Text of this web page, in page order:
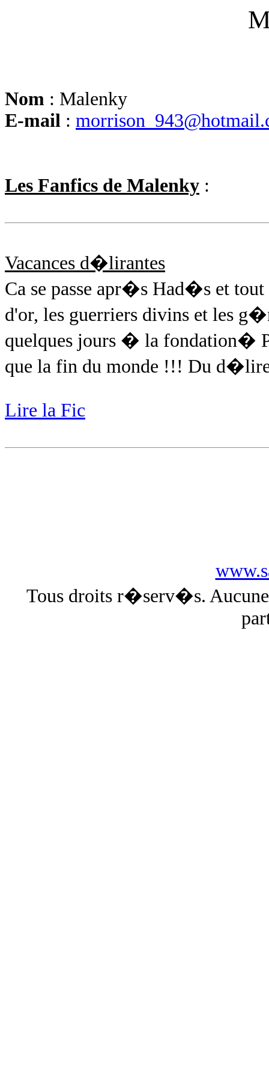
Nom : Malenky
E-mail :
Les Fanfics de Malenky :
Vacances d�lirantes
Ca se passe apr�s Had�s et
d'or, les guerriers divins et les
quelques jours � la fondation�
que la fin du monde !!! Du
Lire la Fic
Tous droits r�serv�s.